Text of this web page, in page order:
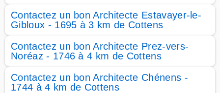
Contactez un bon Architecte Estavayer-le-
Gibloux - 1695 à 3 km de Cottens
Contactez un bon Architecte Prez-vers-
Noréaz - 1746 à 4 km de Cottens
Contactez un bon Architecte Chénens -
1744 à 4 km de Cottens